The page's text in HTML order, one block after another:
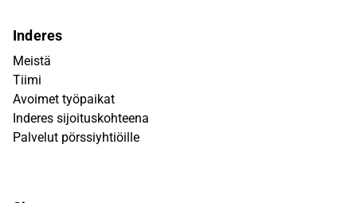
Inderes
Meistä
Tiimi
Avoimet työpaikat
Inderes sijoituskohteena
Palvelut pörssiyhtiöille